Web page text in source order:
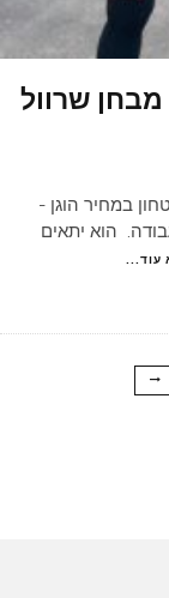
שרוול
במחיר הוגן -
הוא יתאים
עוד...